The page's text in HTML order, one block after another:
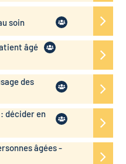
soin
âgé
des
décider en
âgées -